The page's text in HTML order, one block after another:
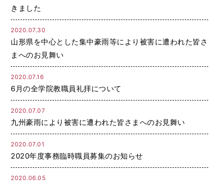
きました
2020.07.30
山形県を中心とした集中豪雨等により被害に遭われた皆さ
まへのお見舞い
2020.07.16
6月の全学院教職員礼拝について
2020.07.07
九州豪雨により被害に遭われた皆さまへのお見舞い
2020.07.01
2020年度事務臨時職員募集のお知らせ
2020.06.05